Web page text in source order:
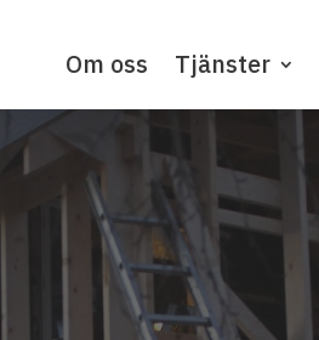
Om oss Tjänster